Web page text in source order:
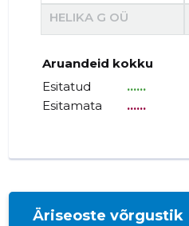
HELIKA G OÜ
Aruandeid kokku
Esitatud
......
Esitamata
......
Äriseoste võrgustik